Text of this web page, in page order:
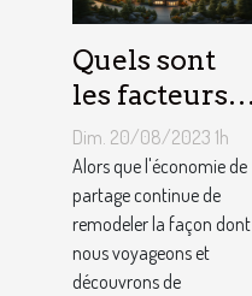
Quels sont
les facteurs
qui sous-
tendent la
tarification
des services
de
Dim. 20/08/2023 1h
Alors que l'économie de
partage continue de
remodeler la façon dont
nous voyageons et
découvrons de